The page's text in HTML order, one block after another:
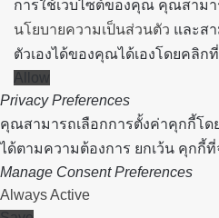
การใช้เว็บไซต์ของคุณ คุณสามา
นโยบายความเป็นส่วนตัว และส
ตัวเองได้ของคุณได้เองโดยคลิกที่
Allow
Privacy Preferences
คุณสามารถเลือกการตั้งค่าคุกกี้โด
ได้ตามความต้องการ ยกเว้น คุกกี้ที่
Manage Consent Preferences
Always Active